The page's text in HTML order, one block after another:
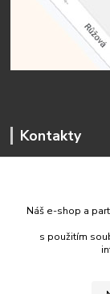
Kontakty
Náš e-shop a
s použitím